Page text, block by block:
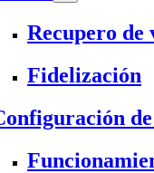
Recupero de
Fidelización